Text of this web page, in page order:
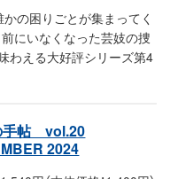
の困りごとが集まってく
にいなくなった芸妓の捜
わえる大好評シリーズ第4
手帖 vol.20
2024